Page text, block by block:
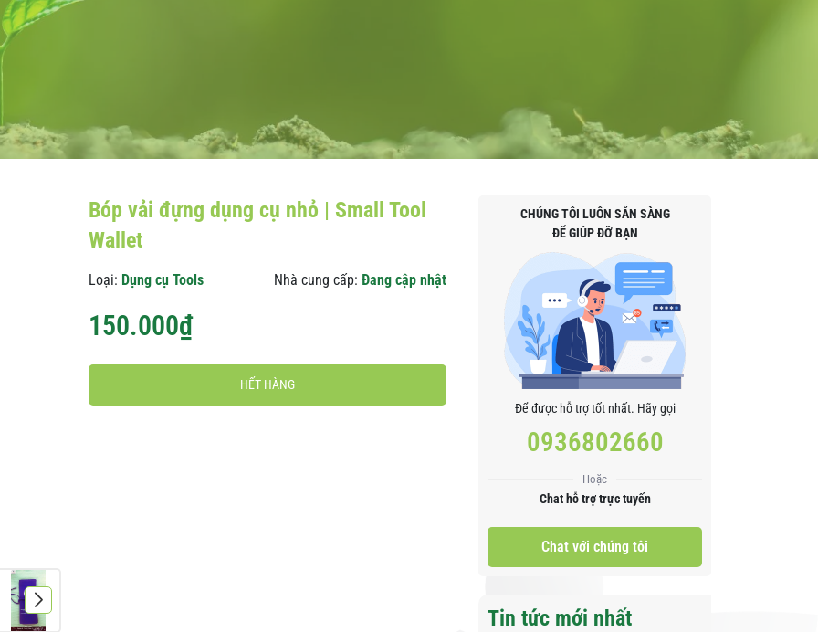
Bóp vải đựng dụng cụ nhỏ | Small Tool
Wallet
Loại: Dụng cụ Tools Nhà cung cấp: Đang cập nhật
150.000₫
HẾT HÀNG
CHÚNG TÔI LUÔN SẴN SÀNG
ĐỂ GIÚP ĐỠ BẠN
Để được hỗ trợ tốt nhất. Hãy gọi
0936802660
Hoặc
Chat hỗ trợ trực tuyến
Chat với chúng tôi
Tin tức mới nhất